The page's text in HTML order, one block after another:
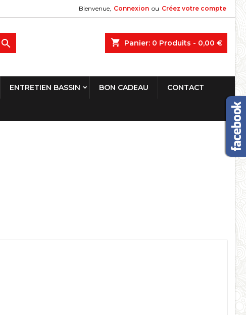
Bienvenue, Connexion ou Créez votre compte
shopping_cart Panier: 0 Produits - 0,00 €

ENTRETIEN BASSIN BON CADEAU CONTACT